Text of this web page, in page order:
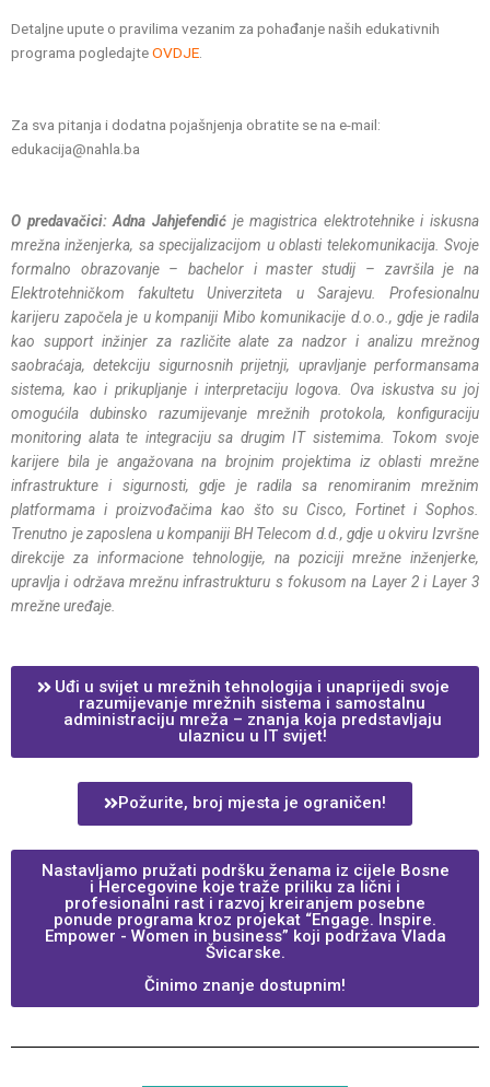
Detaljne upute o pravilima vezanim za pohađanje naših edukativnih
programa pogledajteOVDJE.
Za sva pitanja i dodatna pojašnjenja obratite se na e-mail:
edukacija@nahla.ba
O predavačici: Adna Jahjefendićje magistrica elektrotehnike i iskusna
mrežna inženjerka, sa specijalizacijom u oblasti telekomunikacija. Svoje
formalno obrazovanje – bachelor i master studij – završila je na
Elektrotehničkom fakultetu Univerziteta u Sarajevu. Profesionalnu
karijeru započela je u kompaniji Mibo komunikacije d.o.o., gdje je radila
kao support inžinjer za različite alate za nadzor i analizu mrežnog
saobraćaja, detekciju sigurnosnih prijetnji, upravljanje performansama
sistema, kao i prikupljanje i interpretaciju logova. Ova iskustva su joj
omogućila dubinsko razumijevanje mrežnih protokola, konfiguraciju
monitoring alata te integraciju sa drugim IT sistemima. Tokom svoje
karijere bila je angažovana na brojnim projektima iz oblasti mrežne
infrastrukture i sigurnosti, gdje je radila sa renomiranim mrežnim
platformama i proizvođačima kao što su Cisco, Fortinet i Sophos.
Trenutno je zaposlena u kompaniji BH Telecom d.d., gdje u okviru Izvršne
direkcije za informacione tehnologije, na poziciji mrežne inženjerke,
upravlja i održava mrežnu infrastrukturu s fokusom na Layer 2 i Layer 3
mrežne uređaje.
Uđi u svijet u mrežnih tehnologija i unaprijedi svoje
razumijevanje mrežnih sistema i samostalnu
administraciju mreža – znanja koja predstavljaju
ulaznicu u IT svijet!
Požurite, broj mjesta je ograničen!
Nastavljamo pružati podršku ženama iz cijele Bosne
i Hercegovine koje traže priliku za lični i
profesionalni rast i razvoj kreiranjem posebne
ponude programa kroz projekat “Engage. Inspire.
Empower - Women in business” koji podržava Vlada
Švicarske.
Činimo znanje dostupnim!